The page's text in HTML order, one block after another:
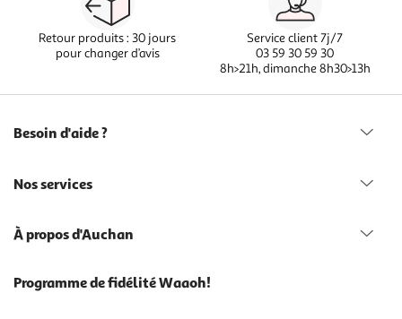
Retour produits : 30 jours
pour changer d’avis
Service client 7j/7
03 59 30 59 30
8h>21h, dimanche 8h30>13h
Besoin d'aide ?
Nos services
À propos d'Auchan
Programme de fidélité Waaoh!